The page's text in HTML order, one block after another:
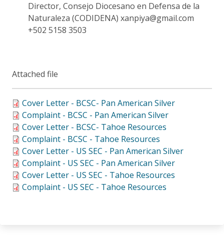
Director, Consejo Diocesano en Defensa de la
Naturaleza (CODIDENA) xanpiya@gmail.com
+502 5158 3503
Attached file
Cover Letter - BCSC- Pan American Silver
Complaint - BCSC - Pan American Silver
Cover Letter - BCSC- Tahoe Resources
Complaint - BCSC - Tahoe Resources
Cover Letter - US SEC - Pan American Silver
Complaint - US SEC - Pan American Silver
Cover Letter - US SEC - Tahoe Resources
Complaint - US SEC - Tahoe Resources